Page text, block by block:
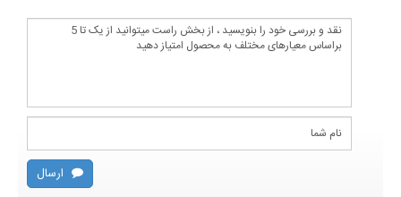
ارسال